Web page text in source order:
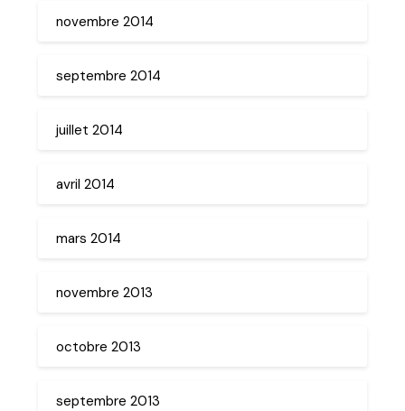
novembre 2014
septembre 2014
juillet 2014
avril 2014
mars 2014
novembre 2013
octobre 2013
septembre 2013